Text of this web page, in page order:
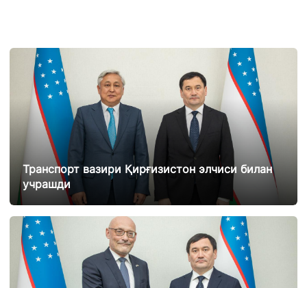
Транспорт вазири Қирғизистон элчиси билан
учрашди